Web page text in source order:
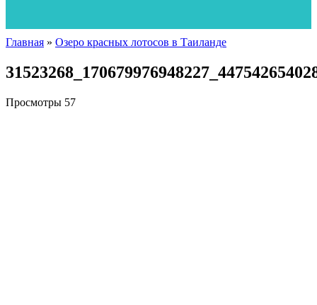
Главная » Озеро красных лотосов в Таиланде
Просмотры 57